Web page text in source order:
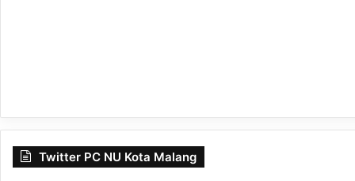
Twitter PC NU Kota Malang